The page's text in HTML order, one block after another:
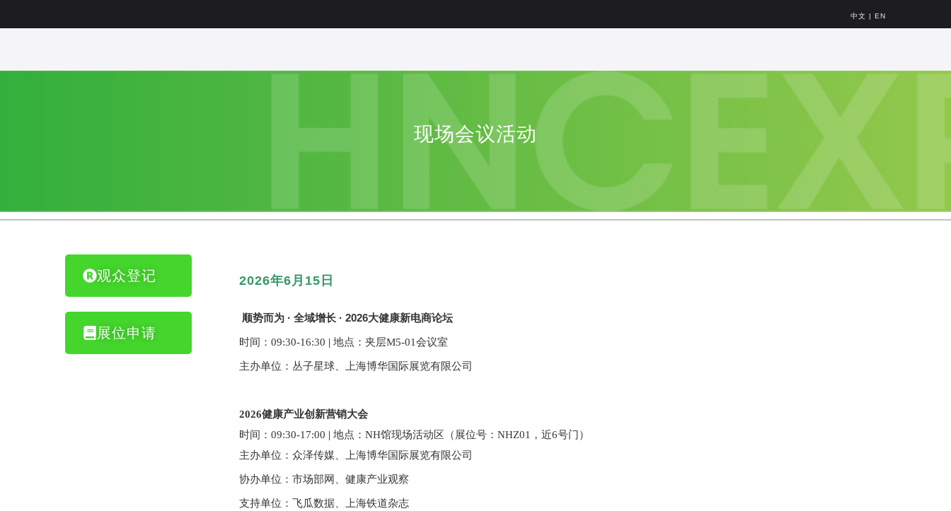
中文 | EN
现场会议活动
观众登记
展位申请
2026年6月15日
顺势而为 · 全域增长 · 2026大健康新电商论坛
时间： 09:30-16:30 | 地点：夹层M5-01会议室
主办单位：丛子星球、上海博华国际展览有限公司
2026健康产业创新营销大会
时间： 09:30-17:00 | 地点： NH馆现场活动区（展位号：NHZ01 ，近6号门 ）
主办单位：众泽传媒、上海博华国际展览有限公司
协办单位：市场部网、健康产业观察
支持单位：飞瓜数据、上海铁道杂志